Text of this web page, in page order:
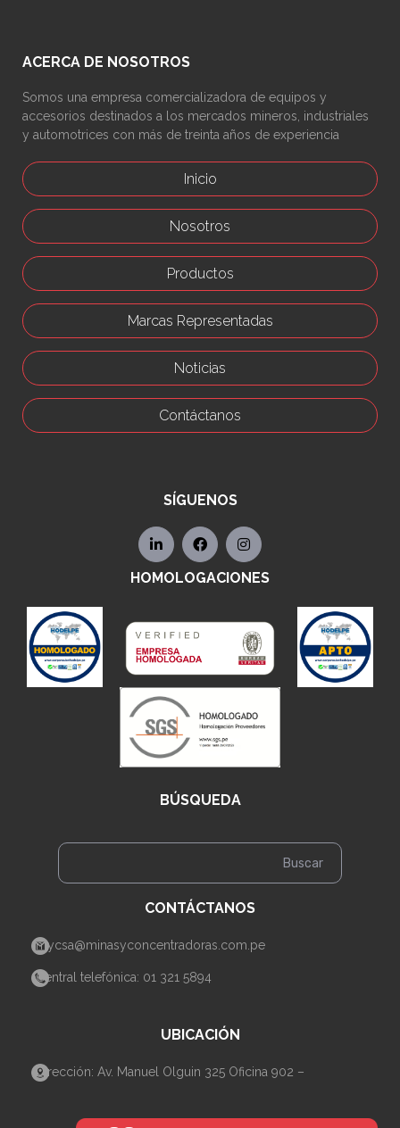
ACERCA DE NOSOTROS
Somos una empresa comercializadora de equipos y
accesorios destinados a los mercados mineros, industriales
y automotrices con más de treinta años de experiencia
Inicio
Nosotros
Productos
Marcas Representadas
Noticias
Contáctanos
SÍGUENOS
HOMOLOGACIONES
BÚSQUEDA
CONTÁCTANOS
mycsa@minasyconcentradoras.com.pe
Central telefónica: 01 321 5894
UBICACIÓN
Dirección: Av. Manuel Olguin 325 Oficina 902 –